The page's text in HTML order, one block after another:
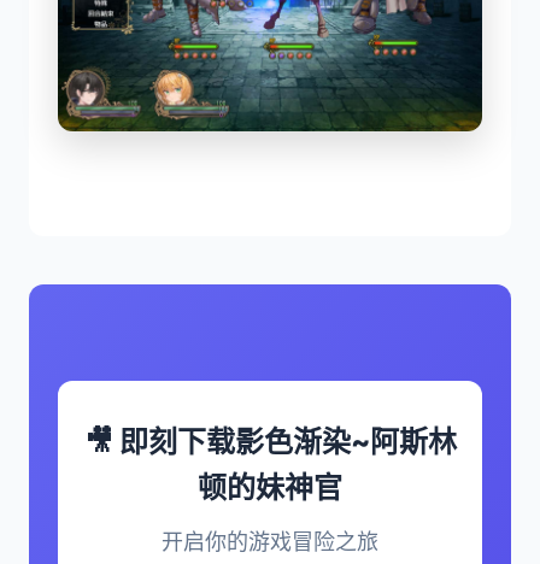
🎥 即刻下载影色渐染~阿斯林
顿的妹神官
开启你的游戏冒险之旅